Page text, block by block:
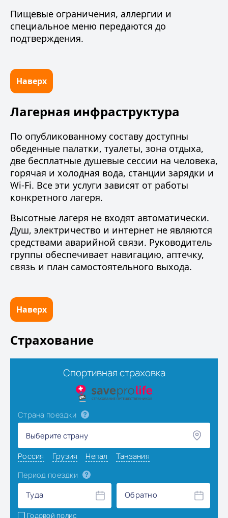
Пищевые ограничения, аллергии и
специальное меню передаются до
подтверждения.
Наверх
Лагерная инфраструктура
По опубликованному составу доступны
обеденные палатки, туалеты, зона отдыха,
две бесплатные душевые сессии на человека,
горячая и холодная вода, станции зарядки и
Wi-Fi. Все эти услуги зависят от работы
конкретного лагеря.
Высотные лагеря не входят автоматически.
Душ, электричество и интернет не являются
средствами аварийной связи. Руководитель
группы обеспечивает навигацию, аптечку,
связь и план самостоятельного выхода.
Наверх
Страхование